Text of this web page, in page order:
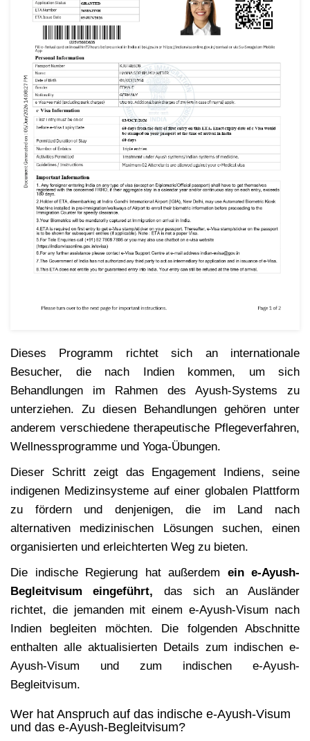
Dieses Programm richtet sich an internationale
Besucher, die nach Indien kommen, um sich
Behandlungen im Rahmen des Ayush-Systems zu
unterziehen. Zu diesen Behandlungen gehören unter
anderem verschiedene therapeutische Pflegeverfahren,
Wellnessprogramme und Yoga-Übungen.
Dieser Schritt zeigt das Engagement Indiens, seine
indigenen Medizinsysteme auf einer globalen Plattform
zu fördern und denjenigen, die im Land nach
alternativen medizinischen Lösungen suchen, einen
organisierten und erleichterten Weg zu bieten.
Die indische Regierung hat außerdem ein e-Ayush-
Begleitvisum eingeführt, das sich an Ausländer
richtet, die jemanden mit einem e-Ayush-Visum nach
Indien begleiten möchten. Die folgenden Abschnitte
enthalten alle aktualisierten Details zum indischen e-
Ayush-Visum und zum indischen e-Ayush-
Begleitvisum.
Wer hat Anspruch auf das indische e-Ayush-Visum
und das e-Ayush-Begleitvisum?